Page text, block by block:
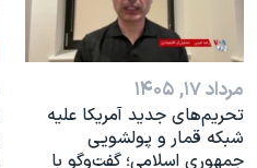
مرداد ۱۷, ۱۴۰۵
تحریم‌های جدید آمریکا علیه
شبکه قمار و پولشویی
جمهوری اسلامی؛ گفت‌وگو با